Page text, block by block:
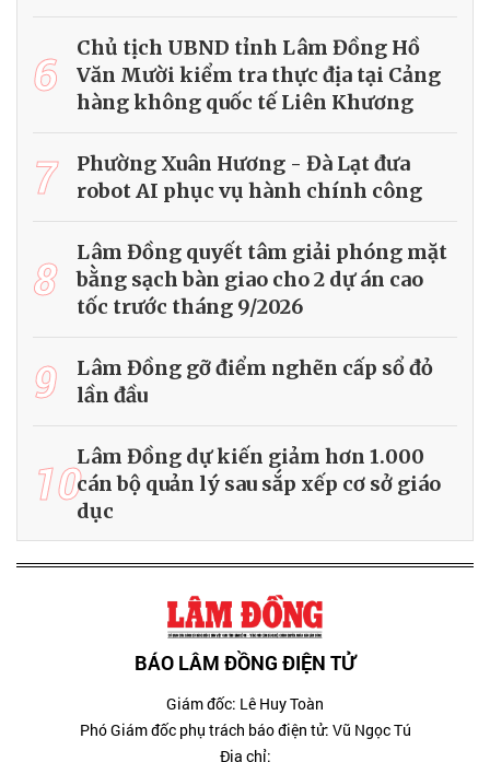
6
Chủ tịch UBND tỉnh Lâm Đồng Hồ
Văn Mười kiểm tra thực địa tại Cảng
hàng không quốc tế Liên Khương
7
Phường Xuân Hương - Đà Lạt đưa
robot AI phục vụ hành chính công
8
Lâm Đồng quyết tâm giải phóng mặt
bằng sạch bàn giao cho 2 dự án cao
tốc trước tháng 9/2026
9
Lâm Đồng gỡ điểm nghẽn cấp sổ đỏ
lần đầu
10Lâm Đồng dự kiến giảm hơn 1.000
cán bộ quản lý sau sắp xếp cơ sở giáo
dục
BÁO LÂM ĐỒNG ĐIỆN TỬ
Giám đốc: Lê Huy Toàn
Phó Giám đốc phụ trách báo điện tử: Vũ Ngọc Tú
Địa chỉ: